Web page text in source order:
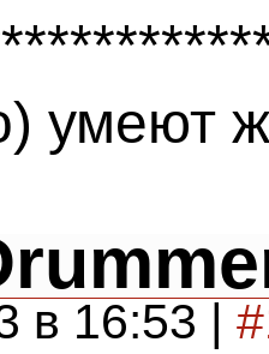
умеют
в 16:53 |